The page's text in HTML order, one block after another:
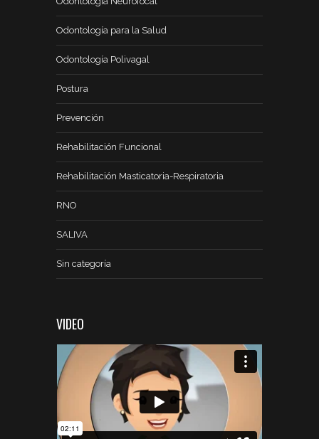
Odontología para la Salud
Odontología Polivagal
Postura
Prevención
Rehabilitación Funcional
Rehabilitación Masticatoria-Respiratoria
RNO
SALIVA
Sin categoría
VIDEO